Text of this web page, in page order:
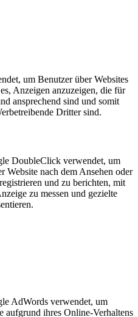
um Benutzer über Websites
Anzeigen anzuzeigen, die für
ansprechend sind und somit
Dritter sind.
DoubleClick verwendet, um
Website nach dem Ansehen oder
und zu berichten, mit
zu messen und gezielte
AdWords verwendet, um
aufgrund ihres Online-Verhaltens